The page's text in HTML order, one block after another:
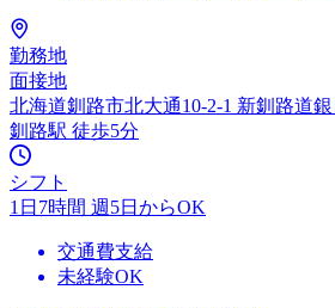
勤務地
面接地
北海道釧路市北大通10-2-1 新釧路道
釧路駅 徒歩5分
シフト
1日7時間 週5日からOK
交通費支給
未経験OK